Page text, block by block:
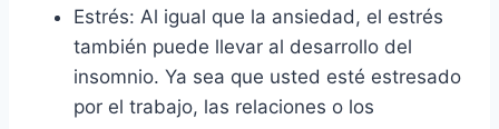
Estrés: Al igual que la ansiedad, el estrés
también puede llevar al desarrollo del
insomnio. Ya sea que usted esté estresado
por el trabajo, las relaciones o los